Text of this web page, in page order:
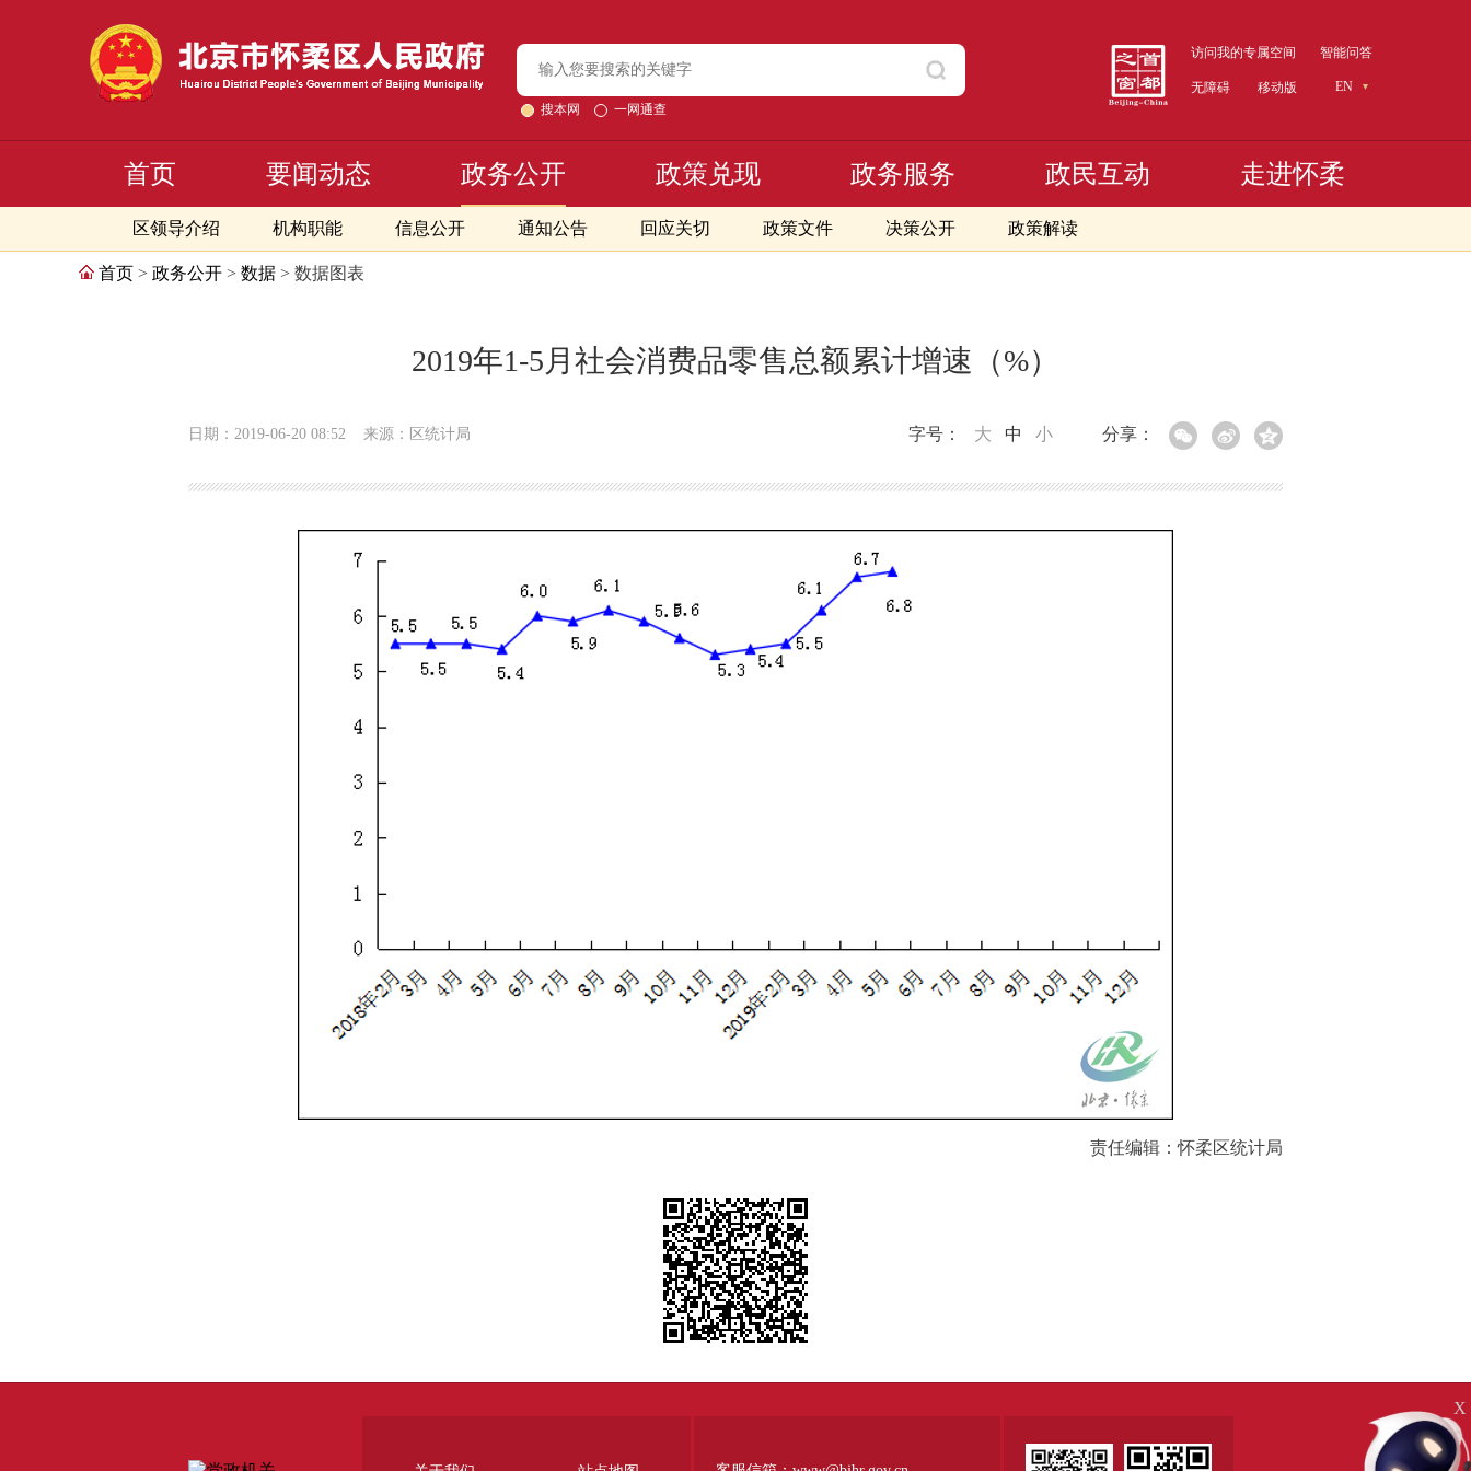
搜本网 一网通查
访问我的专属空间 智能问答
无障碍 移动版 EN
首页 要闻动态 政务公开
区领导介绍 机构职能 信息公开 通知公告 回应关切 政策文件 决策公开 政策解读
政策兑现 政务服务 政民互动 走进怀柔
首页 > 政务公开 > 数据 > 数据图表
2019年1-5月社会消费品零售总额累计增速（%）
日期：2019-06-20 08:52 来源：区统计局 分享：
字号： 大 中 小
责任编辑：怀柔区统计局
X